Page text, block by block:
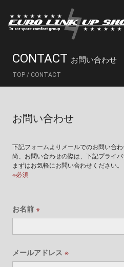
CONTACT お問い合わせ
TOP / CONTACT
お問い合わせ
下記フォームよりメールでのお問い合わ
尚、お問い合わせの際は、下記プライ
まずはお気軽にお問い合わせください。
※必須
お名前 ※
メールアドレス ※